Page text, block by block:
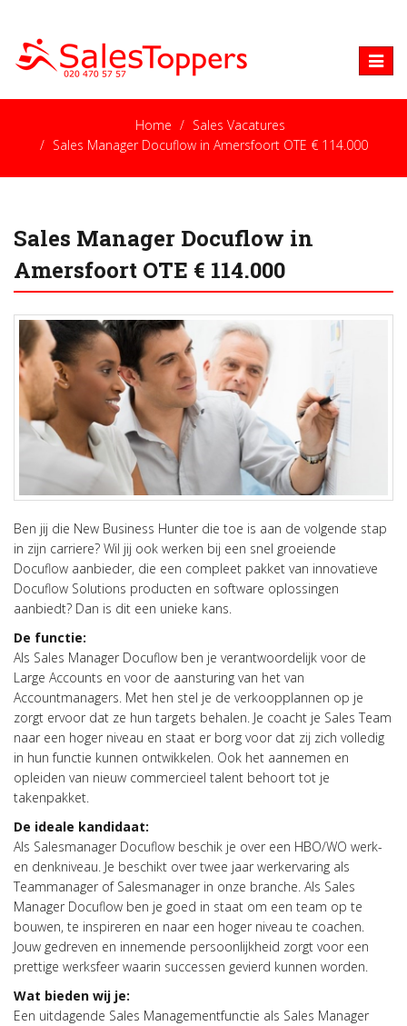
Toggle
Home
Sales Vacatures
Sales Manager Docuflow in Amersfoort OTE € 114.000
Sales Manager Docuflow in
Amersfoort OTE € 114.000
Ben jij die New Business Hunter die toe is aan de volgende stap
in zijn carriere? Wil jij ook werken bij een snel groeiende
Docuflow aanbieder, die een compleet pakket van innovatieve
Docuflow Solutions producten en software oplossingen
aanbiedt? Dan is dit een unieke kans.
De functie:
Als Sales Manager Docuflow ben je verantwoordelijk voor de
Large Accounts en voor de aansturing van het van
Accountmanagers. Met hen stel je de verkoopplannen op je
zorgt ervoor dat ze hun targets behalen. Je coacht je Sales Team
naar een hoger niveau en staat er borg voor dat zij zich volledig
in hun functie kunnen ontwikkelen. Ook het aannemen en
opleiden van nieuw commercieel talent behoort tot je
takenpakket.
De ideale kandidaat:
Als Salesmanager Docuflow beschik je over een HBO/WO werk-
en denkniveau. Je beschikt over twee jaar werkervaring als
Teammanager of Salesmanager in onze branche. Als Sales
Manager Docuflow ben je goed in staat om een team op te
bouwen, te inspireren en naar een hoger niveau te coachen.
Jouw gedreven en innemende persoonlijkheid zorgt voor een
prettige werksfeer waarin successen gevierd kunnen worden.
Wat bieden wij je:
Een uitdagende Sales Managementfunctie als Sales Manager